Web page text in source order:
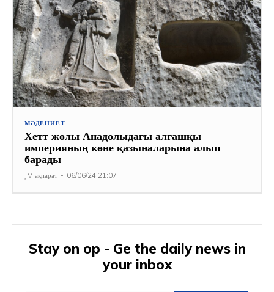
МӘДЕНИЕТ
Хетт жолы Анадолыдағы алғашқы
империяның көне қазыналарына алып
барады
JM ақпарат - 06/06/24 21:07
Stay on op - Ge the daily news in
your inbox